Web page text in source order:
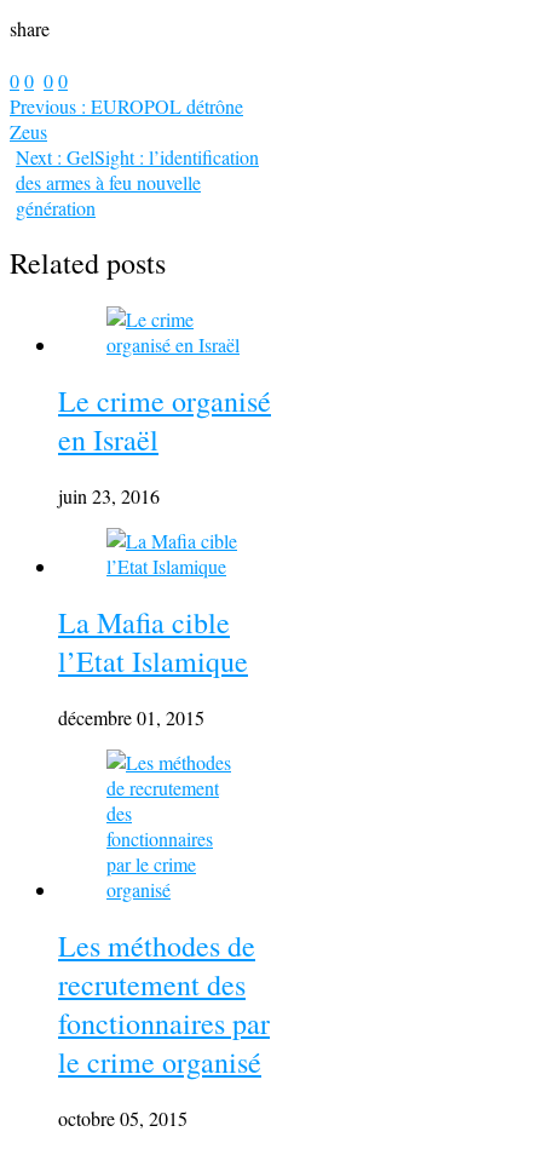
share
00 00
Previous : EUROPOL détrône
Zeus
Next : GelSight : l’identification
des armes à feu nouvelle
génération
Related posts
Le crime organisé
en Israël
juin 23, 2016
La Mafia cible
l’Etat Islamique
décembre 01, 2015
Les méthodes de
recrutement des
fonctionnaires par
le crime organisé
octobre 05, 2015